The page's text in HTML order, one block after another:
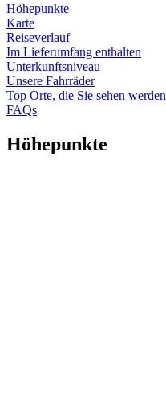
Höhepunkte
Karte
Reiseverlauf
Im Lieferumfang enthalten
Unterkunftsniveau
Unsere Fahrräder
Top Orte, die Sie sehen werden
FAQs
Höhepunkte